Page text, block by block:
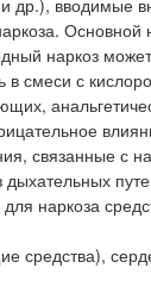
др.), вводимые
Основной
наркоз может
в смеси с
связанные с
наркоза
средства),